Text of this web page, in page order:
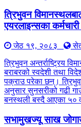
त्रिभुवन
एयरलाइन्सका
जेठ १९, २०८३
त्रिभुवन अन्तर्राष्ट्रिय
बराबरको स्वदेशी तथा
पक्राउ परेका छन्।
अनुसार सुनसरीको गढी
बनस्थली बस्दै आएका ५०
सभामुखज्यू साख